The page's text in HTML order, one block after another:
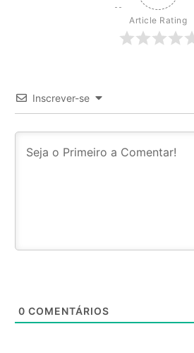
Article Rating
Inscrever-se
0 COMENTÁRIOS